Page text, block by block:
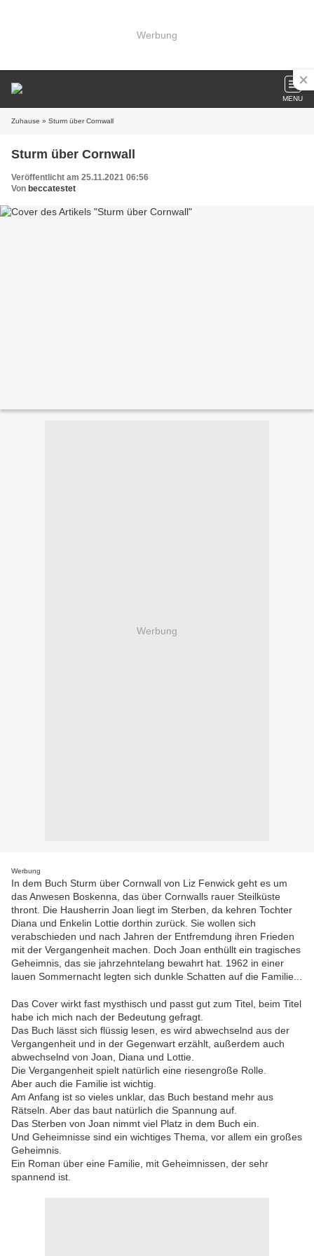
Werbung
MENU
Zuhause » Sturm über Cornwall
Sturm über Cornwall
Veröffentlicht am 25.11.2021 06:56
Von beccatestet
Werbung
Werbung
In dem Buch Sturm über Cornwall von Liz Fenwick geht es um
das Anwesen Boskenna, das über Cornwalls rauer Steilküste
thront. Die Hausherrin Joan liegt im Sterben, da kehren Tochter
Diana und Enkelin Lottie dorthin zurück. Sie wollen sich
verabschieden und nach Jahren der Entfremdung ihren Frieden
mit der Vergangenheit machen. Doch Joan enthüllt ein tragisches
Geheimnis, das sie jahrzehntelang bewahrt hat. 1962 in einer
lauen Sommernacht legten sich dunkle Schatten auf die Familie...
Das Cover wirkt fast mysthisch und passt gut zum Titel, beim Titel
habe ich mich nach der Bedeutung gefragt.
Das Buch lässt sich flüssig lesen, es wird abwechselnd aus der
Vergangenheit und in der Gegenwart erzählt, außerdem auch
abwechselnd von Joan, Diana und Lottie.
Die Vergangenheit spielt natürlich eine riesengroße Rolle.
Aber auch die Familie ist wichtig.
Am Anfang ist so vieles unklar, das Buch bestand mehr aus
Rätseln. Aber das baut natürlich die Spannung auf.
Das Sterben von Joan nimmt viel Platz in dem Buch ein.
Und Geheimnisse sind ein wichtiges Thema, vor allem ein großes
Geheimnis.
Ein Roman über eine Familie, mit Geheimnissen, der sehr
spannend ist.